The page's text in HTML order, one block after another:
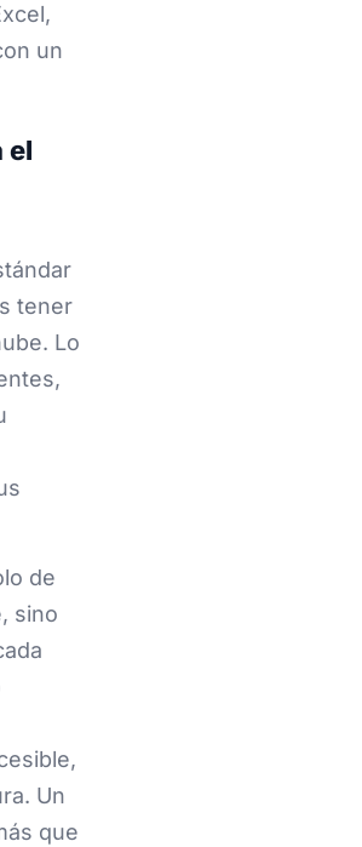
un
el
tener
Lo
de
sino
Un
que